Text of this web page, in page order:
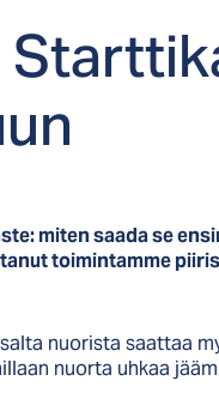
miten saada se
toimintamme
nuorista saattaa
nuorta uhkaa